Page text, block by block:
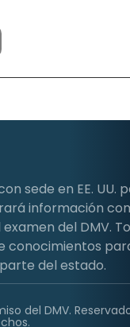
sede en EE.
información
del DMV.
conocimientos
del estado.
del DMV.